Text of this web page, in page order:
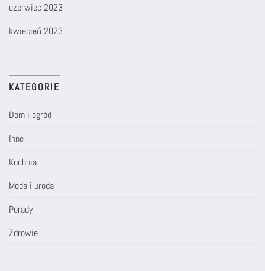
czerwiec 2023
kwiecień 2023
KATEGORIE
Dom i ogród
Inne
Kuchnia
Moda i uroda
Porady
Zdrowie